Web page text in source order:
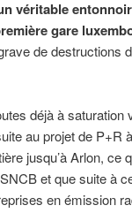
véritable
gare
de destructions
déjà à saturation
au projet de P+R
jusqu’à Arlon, ce
et que suite à
en émission